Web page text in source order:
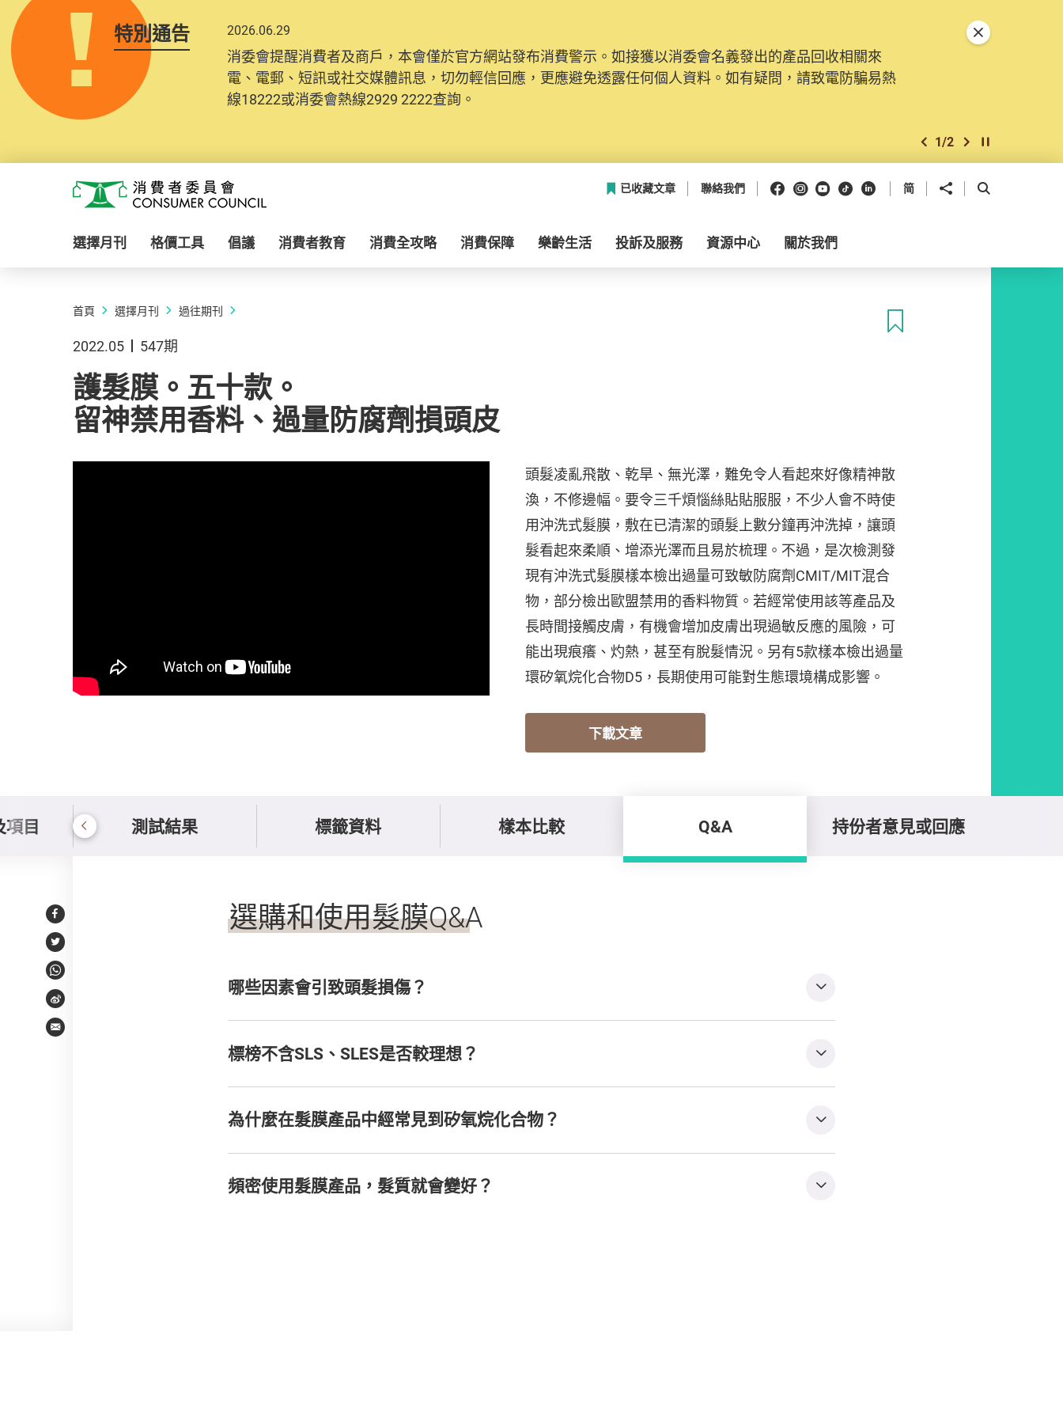
特別通告 2026.06.29
消委會提醒消費者及商戶，本會僅於官方網站發布消費警示。如接獲以消委會名義發出的產品回收相關來
電、電郵、短訊或社交媒體訊息，切勿輕信回應，更應避免透露任何個人資料。如有疑問，請致電防騙易熱
線18222或消委會熱線2929 2222查詢。
上一個
1/2 下一個開始/暫停幻燈
關閉特別通告
消費者委員會
已收藏文章 聯絡我們 Facebook
Instagram
Youtube
抖音領英 简 分享到 開啟搜尋框
選擇月刊 格價工具 倡議 消費者教育 消費全攻略 消費保障 樂齡生活 投訴及服務 資源中心 關於我們
首頁 選擇月刊 過往期刊
2022.05 547期
護髮膜。五十款。
留神禁用香料、過量防腐劑損頭皮
頭髮凌亂飛散、乾旱、無光澤，難免令人看起來好像精神散
渙，不修邊幅。要令三千煩惱絲貼貼服服，不少人會不時使
用沖洗式髮膜，敷在已清潔的頭髮上數分鐘再沖洗掉，讓頭
髮看起來柔順、增添光澤而且易於梳理。不過，是次檢測發
現有沖洗式髮膜樣本檢出過量可致敏防腐劑CMIT/MIT混合
物，部分檢出歐盟禁用的香料物質。若經常使用該等產品及
長時間接觸皮膚，有機會增加皮膚出現過敏反應的風險，可
能出現痕癢、灼熱，甚至有脫髮情況。另有5款樣本檢出過量
環矽氧烷化合物D5，長期使用可能對生態環境構成影響。
下載文章
項目 測試結果 標籤資料 樣本比較 Q&A 持份者意見或回應
Facebook
Twitter
WhatsApp
Weibo
Email
選購和使用髮膜Q&A
哪些因素會引致頭髮損傷？
標榜不含SLS、SLES是否較理想？
為什麼在髮膜產品中經常見到矽氧烷化合物？
頻密使用髮膜產品，髮質就會變好？